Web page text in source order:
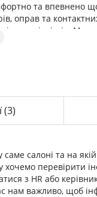
та впевнено
оправ та
спеціалістів. Ми
рішення
щоб якісна
та професійна
(3)
салоні та на
хочемо перевірити
з HR або
важливо, щоб